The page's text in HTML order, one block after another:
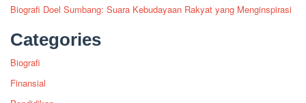
Biografi Doel Sumbang: Suara Kebudayaan Rakyat yang Menginspirasi
Categories
Biografi
Finansial